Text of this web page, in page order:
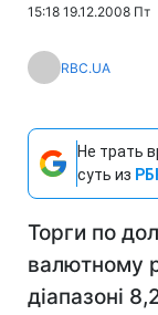
15:18 19.12.2008 Пт
RBC.UA
Не трать
суть из
Торги по
валютному
діапазоні